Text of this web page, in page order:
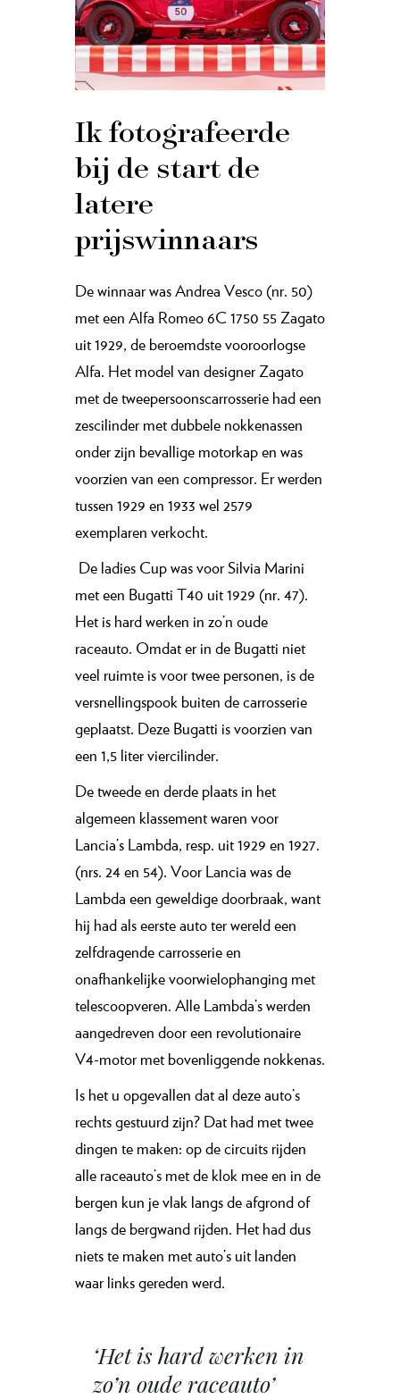
Ik fotografeerde
bij de start de
latere
prijswinnaars
De winnaar was Andrea Vesco (nr. 50)
met een Alfa Romeo 6C 1750 55 Zagato
uit 1929, de beroemdste vooroorlogse
Alfa. Het model van designer Zagato
met de tweepersoonscarrosserie had een
zescilinder met dubbele nokkenassen
onder zijn bevallige motorkap en was
voorzien van een compressor. Er werden
tussen 1929 en 1933 wel 2579
exemplaren verkocht.
De ladies Cup was voor Silvia Marini
met een Bugatti T40 uit 1929 (nr. 47).
Het is hard werken in zo’n oude
raceauto. Omdat er in de Bugatti niet
veel ruimte is voor twee personen, is de
versnellingspook buiten de carrosserie
geplaatst. Deze Bugatti is voorzien van
een 1,5 liter viercilinder.
De tweede en derde plaats in het
algemeen klassement waren voor
Lancia’s Lambda, resp. uit 1929 en 1927.
(nrs. 24 en 54). Voor Lancia was de
Lambda een geweldige doorbraak, want
hij had als eerste auto ter wereld een
zelfdragende carrosserie en
onafhankelijke voorwielophanging met
telescoopveren. Alle Lambda’s werden
aangedreven door een revolutionaire
V4-motor met bovenliggende nokkenas.
Is het u opgevallen dat al deze auto’s
rechts gestuurd zijn? Dat had met twee
dingen te maken: op de circuits rijden
alle raceauto’s met de klok mee en in de
bergen kun je vlak langs de afgrond of
langs de bergwand rijden. Het had dus
niets te maken met auto’s uit landen
waar links gereden werd.
‘Het is hard werken in
zo’n oude raceauto’